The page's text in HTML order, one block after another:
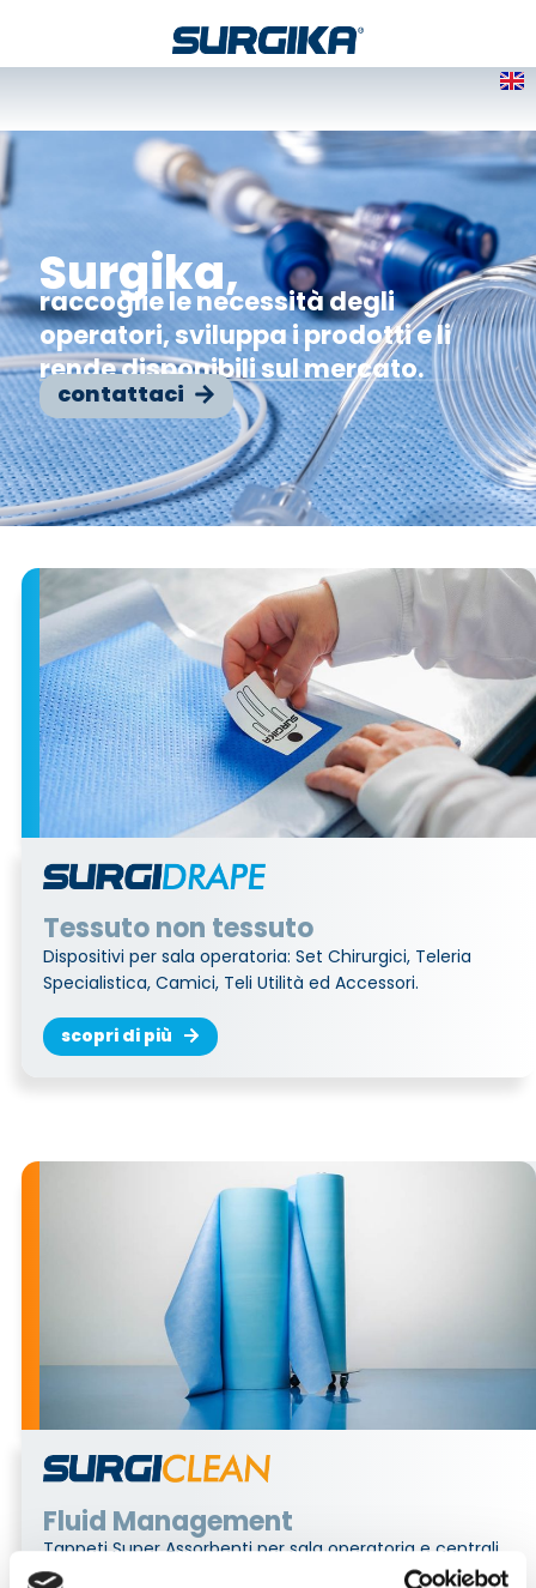
Surgika,
raccoglie le necessità degli
operatori, sviluppa i prodotti e li
rende disponibili sul mercato.
contattaci
Tessuto non tessuto
Dispositivi per sala operatoria: Set Chirurgici, Teleria
Specialistica, Camici, Teli Utilità ed Accessori.
scopri di più
Fluid Management
Tappeti Super Assorbenti per sala operatoria e centrali
di sterilizzazione.